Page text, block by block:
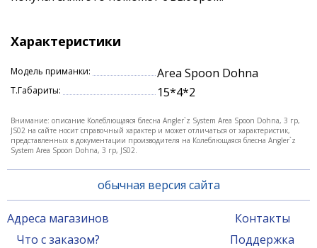
Характеристики
Модель приманки: Area Spoon Dohna
Т.Габариты: 15*4*2
Внимание: описание Колеблющаяся блесна Angler`z System Area Spoon Dohna, 3 гр,
JS02 на сайте носит справочный характер и может отличаться от характеристик,
представленных в документации производителя на Колеблющаяся блесна Angler`z
System Area Spoon Dohna, 3 гр, JS02.
обычная версия сайта
Адреса магазинов
Что с заказом?
Контакты
Поддержка